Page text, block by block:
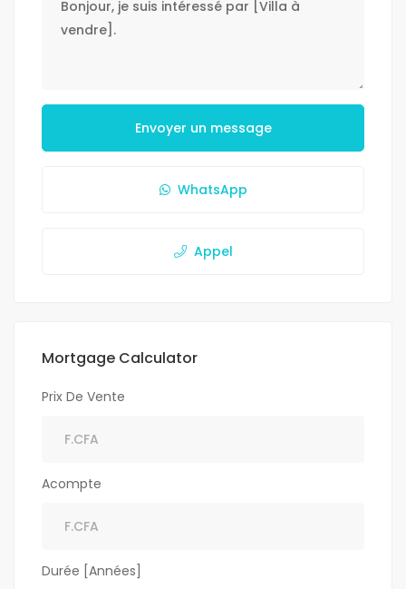
Envoyer un message
WhatsApp
Appel
Mortgage Calculator
Prix De Vente
Acompte
Durée [Années]